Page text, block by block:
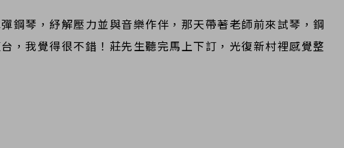
鋼琴，紓解壓力並與音樂作伴，那天帶著老師前來試琴，鋼
，我覺得很不錯！莊先生聽完馬上下訂，光復新村裡感覺整